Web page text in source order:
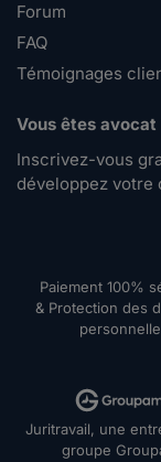
Forum
FAQ
Témoignages
Vous êtes avocat
Inscrivez-vous
développez votre
Paiement 100%
& Protection des
Juritravail, une
groupe